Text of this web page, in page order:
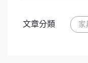
文章分類 家